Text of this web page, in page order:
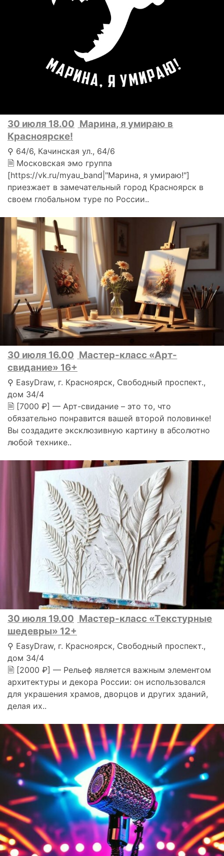
30 июля 18.00 Марина, я умираю в
Красноярске!
⚲ 64/6, Качинская ул., 64/6
🗎 Московская эмо группа
[https://vk.ru/myau_band|"Марина, я умираю!"]
приезжает в замечательный город Красноярск в
своем глобальном туре по России..
30 июля 16.00 Мастер-класс «Арт-
свидание» 16+
⚲ EasyDraw, г. Красноярск, Свободный проспект.,
дом 34/4
🗎 [7000 ₽] — Арт-свидание – это то, что
обязательно понравится вашей второй половинке!
Вы создадите эксклюзивную картину в абсолютно
любой технике..
30 июля 19.00 Мастер-класс «Текстурные
шедевры» 12+
⚲ EasyDraw, г. Красноярск, Свободный проспект.,
дом 34/4
🗎 [2000 ₽] — Рельеф является важным элементом
архитектуры и декора России: он использовался
для украшения храмов, дворцов и других зданий,
делая их..